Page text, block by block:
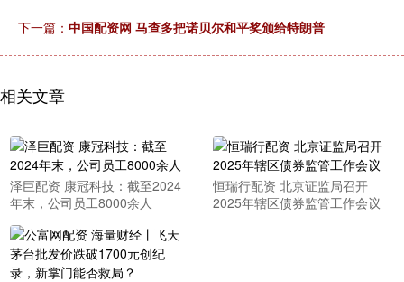
下一篇： 中国配资网 马查多把诺贝尔和平奖颁给特朗普
相关文章
泽巨配资 康冠科技：截至2024
年末，公司员工8000余人
恒瑞行配资 北京证监局召开
2025年辖区债券监管工作会议